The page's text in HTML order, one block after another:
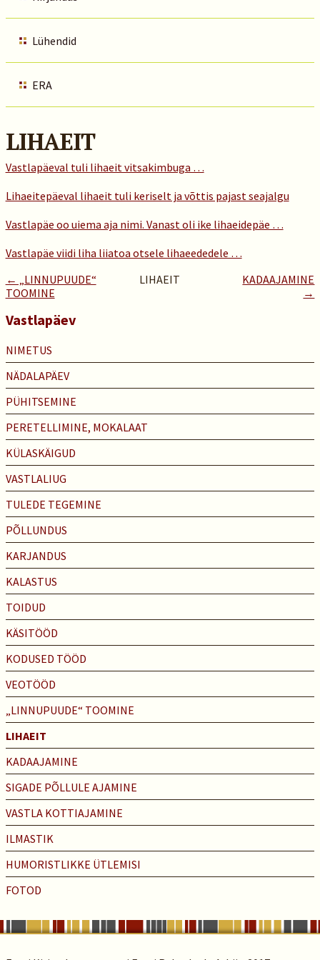
Lühendid
ERA
LIHAEIT
Vastlapäeval tuli lihaeit vitsakimbuga …
Lihaeitepäeval lihaeit tuli keriselt ja võttis pajast seajalgu
Vastlapäe oo uiema aja nimi. Vanast oli ike lihaeidepäe …
Vastlapäe viidi liha liiatoa otsele lihaeededele …
← „LINNUPUUDE“
TOOMINE
KADAAJAMINE
→
LIHAEIT
Vastlapäev
NIMETUS
NÄDALAPÄEV
PÜHITSEMINE
PERETELLIMINE, MOKALAAT
KÜLASKÄIGUD
VASTLALIUG
TULEDE TEGEMINE
PÕLLUNDUS
KARJANDUS
KALASTUS
TOIDUD
KÄSITÖÖD
KODUSED TÖÖD
VEOTÖÖD
„LINNUPUUDE“ TOOMINE
LIHAEIT
KADAAJAMINE
SIGADE PÕLLULE AJAMINE
VASTLA KOTTIAJAMINE
ILMASTIK
HUMORISTLIKKE ÜTLEMISI
FOTOD